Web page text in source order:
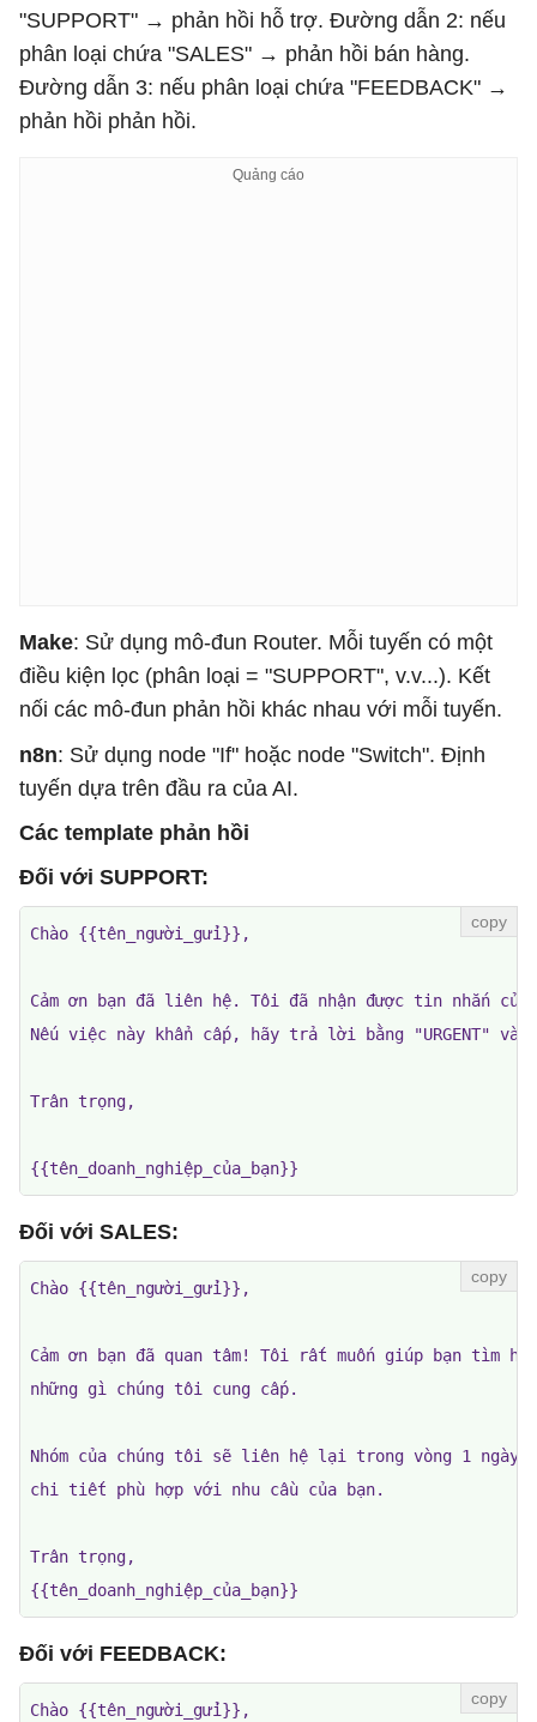
"SUPPORT" → phản hồi hỗ trợ. Đường dẫn 2: nếu
phân loại chứa "SALES" → phản hồi bán hàng.
Đường dẫn 3: nếu phân loại chứa "FEEDBACK" →
phản hồi phản hồi.
Make: Sử dụng mô-đun Router. Mỗi tuyến có một
điều kiện lọc (phân loại = "SUPPORT", v.v...). Kết
nối các mô-đun phản hồi khác nhau với mỗi tuyến.
n8n: Sử dụng node "If" hoặc node "Switch". Định
tuyến dựa trên đầu ra của AI.
Các template phản hồi
Đối với SUPPORT:
Chào {{tên_người_gửi}},
Cảm ơn bạn đã liên hệ. Tôi đã nhận được tin nhắn
Nếu việc này khẩn cấp, hãy trả lời bằng "URGENT"
Trân trọng,
{{tên_doanh_nghiệp_của_bạn}}
Đối với SALES:
Chào {{tên_người_gửi}},
Cảm ơn bạn đã quan tâm! Tôi rất muốn giúp bạn tìm
những gì chúng tôi cung cấp.
Nhóm của chúng tôi sẽ liên hệ lại trong vòng 1 ngày
chi tiết phù hợp với nhu cầu của bạn.
Trân trọng,
{{tên_doanh_nghiệp_của_bạn}}
Đối với FEEDBACK:
Chào {{tên_người_gửi}},